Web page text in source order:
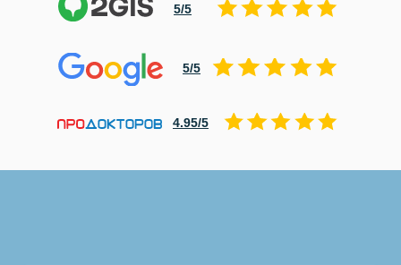
5/5
5/5
4.95/5